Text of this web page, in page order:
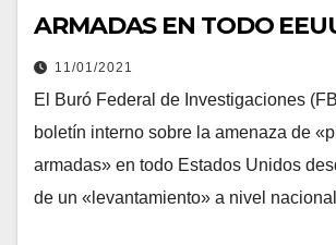
ARMADAS EN TODO
11/01/2021
El Buró Federal de Investigaciones
boletín interno sobre la amenaza de
armadas» en todo Estados Unidos
de un «levantamiento» a nivel